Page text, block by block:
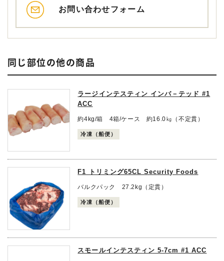
お問い合わせフォーム
同じ部位の他の商品
ラージインテスティン インバ－テッド #1
ACC
約4kg/箱 4箱/ケース 約16.0㎏（不定貫）
冷凍（船便）
F1 トリミング65CL Security Foods
バルクパック 27.2kg（定貫）
冷凍（船便）
スモールインテスティン 5-7cm #1 ACC